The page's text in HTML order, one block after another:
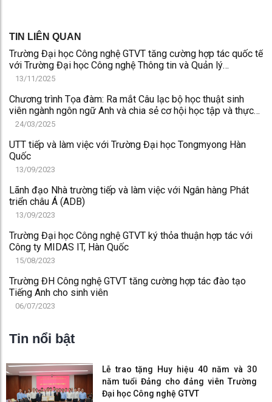
TIN LIÊN QUAN
Trường Đại học Công nghệ GTVT tăng cường hợp tác quốc tế
với Trường Đại học Công nghệ Thông tin và Quản lý
Rzeszów (UITM), Ba Lan
13/11/2025
Chương trình Tọa đàm: Ra mắt Câu lạc bộ học thuật sinh
viên ngành ngôn ngữ Anh và chia sẻ cơ hội học tập và thực
tập tại Úc
24/03/2025
UTT tiếp và làm việc với Trường Đại học Tongmyong Hàn
Quốc
13/09/2023
Lãnh đạo Nhà trường tiếp và làm việc với Ngân hàng Phát
triển châu Á (ADB)
13/09/2023
Trường Đại học Công nghệ GTVT ký thỏa thuận hợp tác với
Công ty MIDAS IT, Hàn Quốc
15/08/2023
Trường ĐH Công nghệ GTVT tăng cường hợp tác đào tạo
Tiếng Anh cho sinh viên
06/07/2023
Tin nổi bật
Lễ trao tặng Huy hiệu 40 năm và 30
năm tuổi Đảng cho đảng viên Trường
Đại học Công nghệ GTVT